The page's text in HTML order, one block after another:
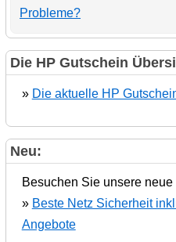
Probleme?
Die HP Gutschein
» Die aktuelle HP
Neu:
Besuchen Sie unsere neue
» Beste Netz Sicherheit
Angebote